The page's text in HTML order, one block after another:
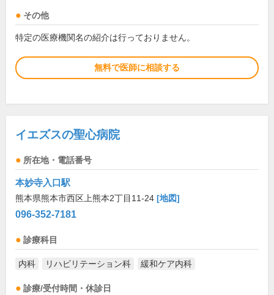
その他
特定の医療機関名の紹介は行っておりません。
無料で医師に相談する
イエズスの聖心病院
所在地・電話番号
本妙寺入口駅
熊本県熊本市西区上熊本2丁目11-24 [地図]
096-352-7181
診療科目
内科 リハビリテーション科 緩和ケア内科
診療/受付時間・休診日